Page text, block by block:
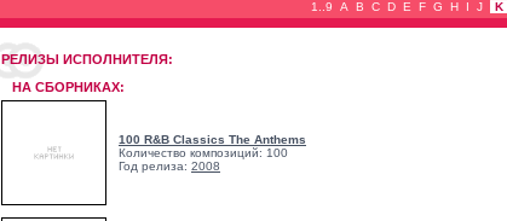
1..9
A B C D E F G H I J K
РЕЛИЗЫ ИCПОЛНИТЕЛЯ:
НА СБОРНИКАХ:
100 R&B Classics The Anthems
Количество композиций: 100
Год релиза: 2008